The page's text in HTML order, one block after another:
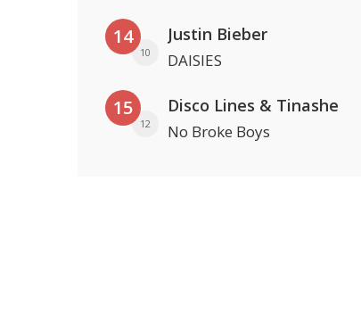
14
10
Justin Bieber
DAISIES
15
12
Disco Lines & Tinashe
No Broke Boys